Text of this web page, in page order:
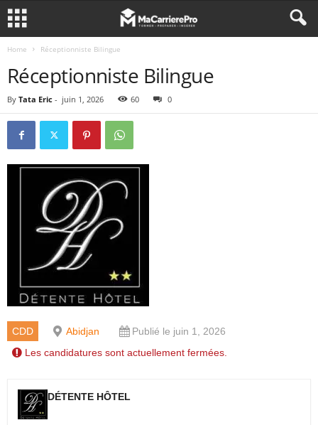
Home Réceptionniste Bilingue
Réceptionniste Bilingue
By Tata Eric - juin 1, 2026 60 0
CDD Abidjan
Publié le juin 1, 2026
Les candidatures sont actuellement fermées.
DÉTENTE HÔTEL